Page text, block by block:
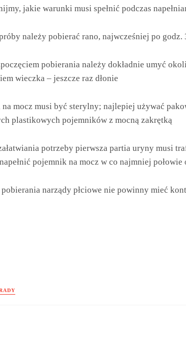
jakie warunki musi spełnić podczas
należy pobierać rano, najwcześniej po godz.
pobierania należy dokładnie umyć
wieczka – jeszcze raz dłonie
mocz musi być sterylny; najlepiej używać
plastikowych pojemników z mocną zakrętką
potrzeby pierwsza partia uryny musi
pojemnik na mocz w co najmniej połowie
narządy płciowe nie powinny mieć